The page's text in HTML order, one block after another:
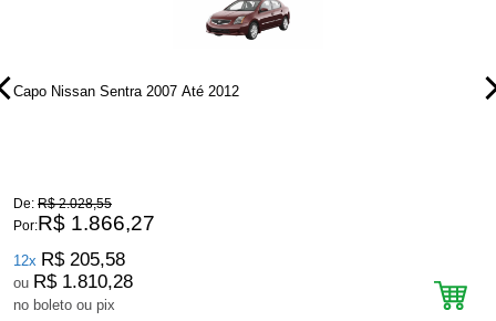
Capo Nissan Sentra 2007 Até 2012
De: R$ 2.028,55
Por:R$ 1.866,27
12x R$ 205,58
ou R$ 1.810,28
no boleto ou pix